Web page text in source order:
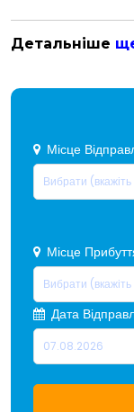
Детальніше
Місце
Місце
Дата